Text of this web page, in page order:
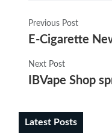
Previous Post
E-Cigarette
Next Post
IBVape Shop
Latest Posts